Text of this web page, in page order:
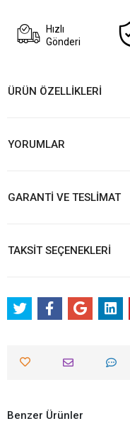
Hızlı
Gönderi
ÜRÜN ÖZELLİKLERİ
YORUMLAR
GARANTİ VE TESLİMAT
TAKSİT SEÇENEKLERİ
Benzer Ürünler